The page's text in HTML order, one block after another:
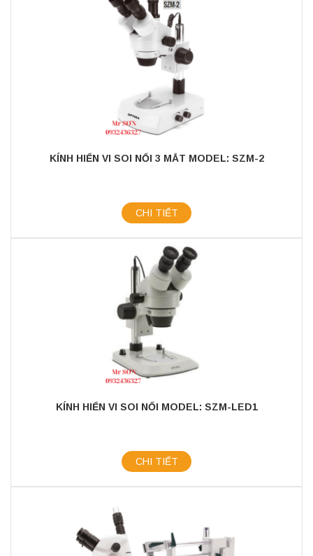
KÍNH HIỂN VI SOI NỔI 3 MẮT MODEL: SZM-2
CHI TIẾT
KÍNH HIỂN VI SOI NỔI MODEL: SZM-LED1
CHI TIẾT